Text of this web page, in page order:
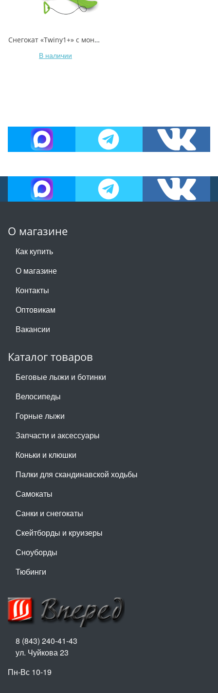
Снегокат «Twiny1+» с монстриками
В наличии
О магазине
Как купить
О магазине
Контакты
Оптовикам
Вакансии
Каталог товаров
Беговые лыжи и ботинки
Велосипеды
Горные лыжи
Запчасти и аксессуары
Коньки и клюшки
Палки для скандинавской ходьбы
Самокаты
Санки и снегокаты
Скейтборды и круизеры
Сноуборды
Тюбинги
8 (843) 240-41-43
ул. Чуйкова 23
Пн-Вс 10-19